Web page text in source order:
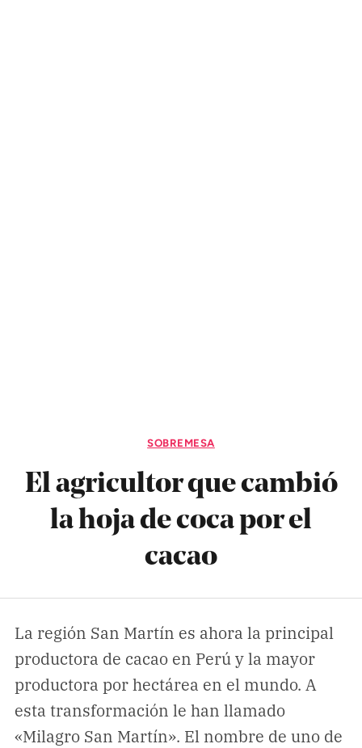
SOBREMESA
El agricultor que cambió
la hoja de coca por el
cacao
La región San Martín es ahora la principal
productora de cacao en Perú y la mayor
productora por hectárea en el mundo. A
esta transformación le han llamado
«Milagro San Martín». El nombre de uno de